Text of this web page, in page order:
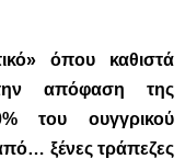
όπου καθιστά
την απόφαση της
του ουγγρικού
ξένες τράπεζες